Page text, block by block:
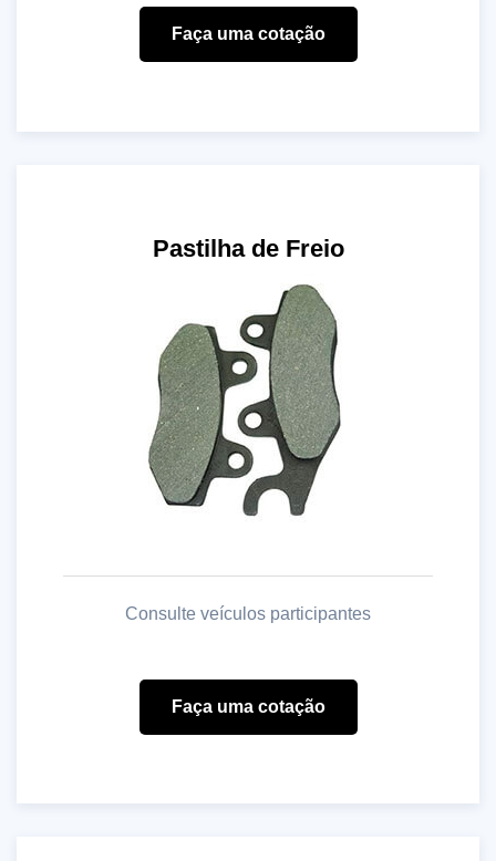
Faça uma cotação
Pastilha de Freio
Consulte veículos participantes
Faça uma cotação